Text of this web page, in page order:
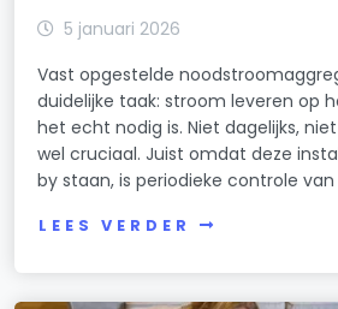
5 januari 2026
Vast opgestelde
duidelijke taak: stroom leveren op
het echt nodig is. Niet dagelijks,
wel cruciaal. Juist omdat deze
by staan, is periodieke controle
LEES VERDER